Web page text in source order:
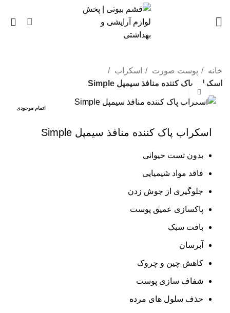
خانه پوست صورت
اسکراب
اسکراب پاک کننده منافذ سیمپل Simple
اتمام موجودی
اسکراب پاک کننده منافذ سیمپل Simple
بدون تست حیوانی
فاقد مواد شیمیایی
جلوگیری از جوش زدن
پاکسازی عمیق پوست
بافت سبک
آبرسان
کاهش چین و چروک
شفاف سازی پوست
حذف سلول های مرده